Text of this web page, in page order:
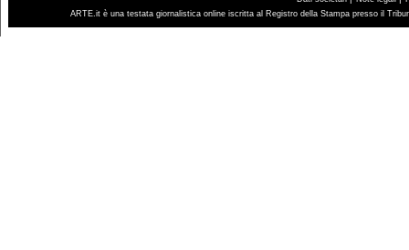
ARTE.it è una testata giornalistica online iscritta al Registro della Stampa presso il